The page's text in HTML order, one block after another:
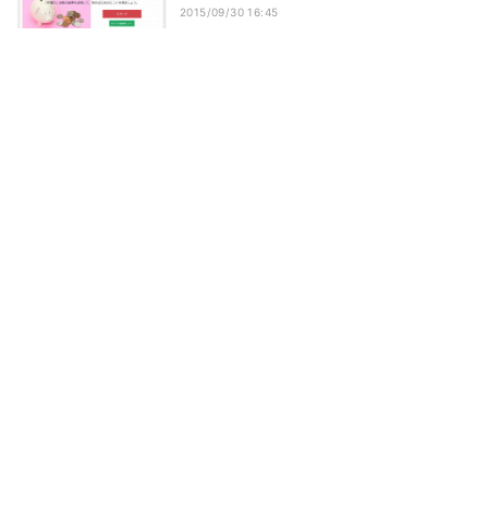
2015/09/30 16:45